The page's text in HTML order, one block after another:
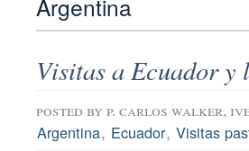
Argentina
Visitas a Ecuador y
posted by p. carlos walker,
Argentina, Ecuador, Visitas